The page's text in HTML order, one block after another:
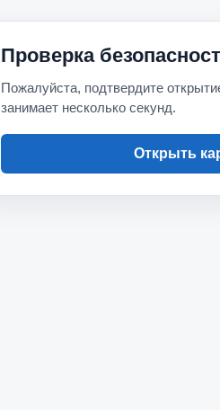
Проверка
Пожалуйста, подтвердите
занимает несколько секунд.
Открыть